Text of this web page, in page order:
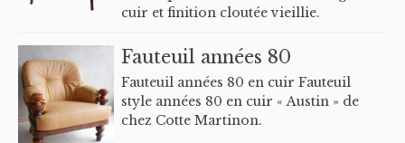
cuir et finition cloutée vieillie.
Fauteuil années 80
Fauteuil années 80 en cuir Fauteuil
style années 80 en cuir « Austin » de
chez Cotte Martinon.